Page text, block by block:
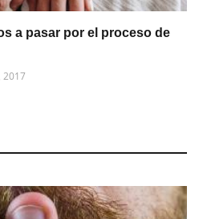
a pasar por el proceso de
2017